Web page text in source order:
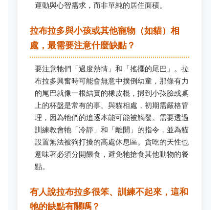
運動與心智需求，而非單純的居住面積。
拉布拉多與小孩或其他寵物（如貓）相
處，最需要注意什麼缺點？
要注意牠們「過度熱情」和「搖擺的尾巴」。拉
布拉多興奮時可能會無意中撲倒幼童，那條有力
的尾巴就像一根結實的橡皮棍，掃到小孩臉或桌
上的杯盤是常有的事。與貓相處，初期需嚴格管
理，因為牠們的追逐本能可能被觸發。需要透過
訓練教會牠「冷靜」和「離開」的指令，並為貓
設置無法被狗打擾的高處休息區。貪吃的天性也
意味著必須分開餵食，避免牠搶食其他動物的餐
點。
有人說拉布拉多很笨、訓練不起來，這和
牠的缺點有關嗎？